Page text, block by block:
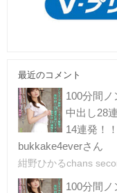
最近のコメント
100分間
中出し28
14連発！
bukkake4everさん
紺野ひかるchans
100分間